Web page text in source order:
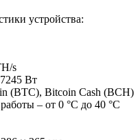
устройства:
s
Вт
(BTC), Bitcoin Cash (BCH)
– от 0 °C до 40 °C